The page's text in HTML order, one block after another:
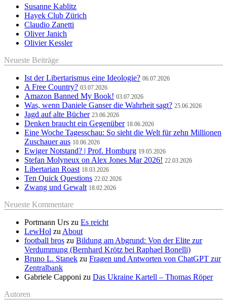
Susanne Kablitz
Hayek Club Zürich
Claudio Zanetti
Oliver Janich
Olivier Kessler
Neueste Beiträge
Ist der Libertarismus eine Ideologie? 06.07.2026
A Free Country? 03.07.2026
Amazon Banned My Book! 03.07.2026
Was, wenn Daniele Ganser die Wahrheit sagt? 25.06.2026
Jagd auf alte Bücher 23.06.2026
Denken braucht ein Gegenüber 18.06.2026
Eine Woche Tagesschau: So sieht die Welt für zehn Millionen
Zuschauer aus 10.06.2026
Ewiger Notstand? | Prof. Homburg 19.05.2026
Stefan Molyneux on Alex Jones Mar 2026! 22.03.2026
Libertarian Roast 18.03.2026
Ten Quick Questions 22.02.2026
Zwang und Gewalt 18.02.2026
Neueste Kommentare
Portmann Urs zu Es reicht
LewHol zu About
football bros zu Bildung am Abgrund: Von der Elite zur
Verdummung (Bernhard Krötz bei Raphael Bonelli)
Bruno L. Stanek zu Fragen und Antworten von ChatGPT zur
Zentralbank
Gabriele Capponi zu Das Ukraine Kartell – Thomas Röper
Autoren